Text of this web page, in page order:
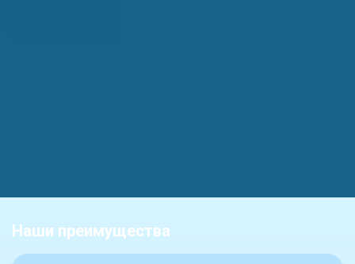
Наши преимущества